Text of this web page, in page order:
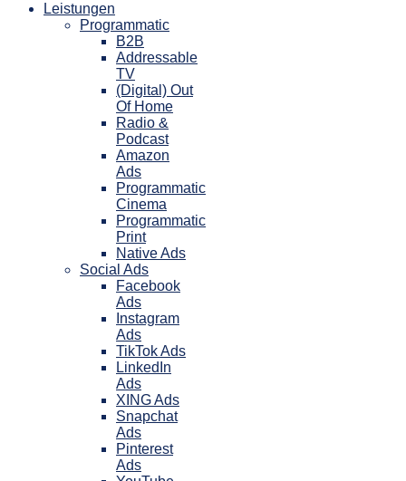
Leistungen
Programmatic
B2B
Addressable
TV
(Digital) Out
Of Home
Radio &
Podcast
Amazon
Ads
Programmatic
Cinema
Programmatic
Print
Native Ads
Social Ads
Facebook
Ads
Instagram
Ads
TikTok Ads
LinkedIn
Ads
XING Ads
Snapchat
Ads
Pinterest
Ads